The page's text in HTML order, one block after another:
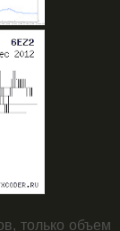
только объем